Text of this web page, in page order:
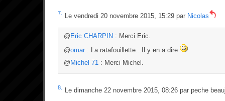
7. Le vendredi 20 novembre 2015, 15:29 par Nicolas
@ Eric CHARPIN : Merci Eric.
@omar: La ratafouillette...Il y en a dire
@ Michel 71: Merci Michel.
8. Le dimanche 22 novembre 2015, 08:26 par peche